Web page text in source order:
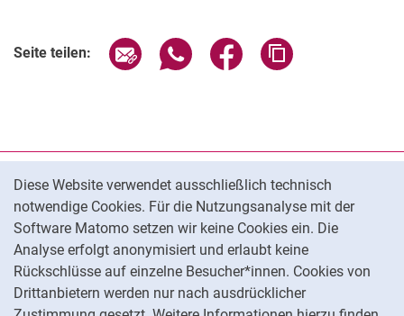
Diese Website verwendet ausschließlich technisch
notwendige Cookies. Für die Nutzungsanalyse mit der
Software Matomo setzen wir keine Cookies ein. Die
Analyse erfolgt anonymisiert und erlaubt keine
Rückschlüsse auf einzelne Besucher*innen. Cookies von
Drittanbietern werden nur nach ausdrücklicher
Seite teilen: Seite über E-Mail teilen
Seite über WhatsApp teilen
Seite über Facebook
Datenschutz
Barrierefreiheit
Transparenter KI-Einsatz
Impressum
Cookie-Einstellungen